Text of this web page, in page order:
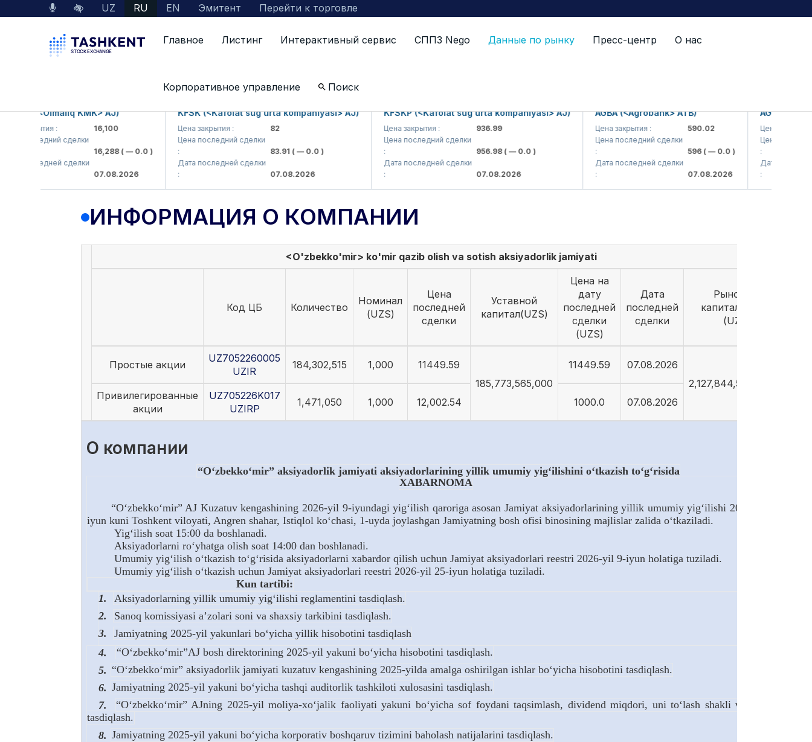
UZ RU EN Эмитент Перейти к торговле
Главное Листинг Интерактивный сервис СППЗ Nego Данные по рынку Пресс-центр О нас
Корпоративное управление Поиск
Информация о компании
(<Olmaliq KMK> AJ)
16,100
последний сделки
16,288( — 0.0 )
последней сделки
07.08.2026
KFSK (<Kafolat sug'urta kompaniyasi> AJ)
Цена закрытия :
Цена последний сделки
83.91( — 0.0 )
Дата последней сделки
07.08.2026
KFSKP (<Kafolat sug'urta kompaniyasi> AJ)
Цена закрытия :
936.99
Цена последний сделки
956.98( — 0.0 )
Дата последней сделки
07.08.2026
AGBA (<Agrobank> ATB)
Цена закрытия :
590.02
Цена последний сделки
( — 0.0 )
Дата последней сделки
07.08.2026
AGBAP
Цена закрытия :
Цена последний
Дата последней
ИНФОРМАЦИЯ О КОМПАНИИ
<O'zbekko'mir> ko'mir qazib olish va sotish aksiyadorlik jamiyati
Код ЦБ Количество
Номинал
(UZS)
Цена
последней
сделки
Уставной
капитал(UZS)
Цена на
дату
последней
сделки
(UZS)
Дата
последней
сделки
Рыночная
капитализация
(UZS)
Простые акции
UZ7052260005
UZIR
184,302,515 1,000
11449.59
185,773,565,000
11449.59
07.08.2026
2,127,844,569,185.85
Привилегированные
акции
UZ705226K017
UZIRP
1,471,050 1,000 12,002.54 1000.0 07.08.2026
О компании
“O‘zbekko‘mir” aksiyadorlik jamiyati aksiyadorlarining yillik umumiy yig‘ilishini o‘tkazish to‘g‘risida
XABARNOMA
“O‘zbekko‘mir” AJ Kuzatuv kengashining 2026-yil 9-iyundagi yig‘ilish qaroriga asosan Jamiyat aksiyadorlarining yillik umumiy yig‘ilishi 2026-yil 30-
iyun kuni Toshkent viloyati, Angren shahar, Istiqlol ko‘chasi, 1-uyda joylashgan Jamiyatning bosh ofisi binosining majlislar zalida o‘tkaziladi.
Yig‘ilish soat 15:00 da boshlanadi.
Aksiyadorlarni ro‘yhatga olish soat 14:00 dan boshlanadi.
Umumiy yig‘ilish o‘tkazish to‘g‘risida aksiyadorlarni xabardor qilish uchun Jamiyat aksiyadorlari reestri 2026-yil 9-iyun holatiga tuziladi.
Umumiy yig‘ilish o‘tkazish uchun Jamiyat aksiyadorlari reestri 2026-yil 25-iyun holatiga tuziladi.
Kun tartibi:
1.
Aksiyadorlarning yillik umumiy yig‘ilishi reglamentini tasdiqlash.
2.
Sanoq komissiyasi a’zolari soni va shaxsiy tarkibini tasdiqlash.
3.
Jamiyatning 2025-yil yakunlari bo‘yicha yillik hisobotini tasdiqlash
4.
“O‘zbekko‘mir”AJ bosh direktorining 2025-yil yakuni bo‘yicha hisobotini tasdiqlash.
5. “O‘zbekko‘mir” aksiyadorlik jamiyati kuzatuv kengashining 2025-yilda amalga oshirilgan ishlar bo‘yicha hisobotini tasdiqlash.
6. Jamiyatning 2025-yil yakuni bo‘yicha tashqi auditorlik tashkiloti xulosasini tasdiqlash.
7.
“O‘zbekko‘mir” AJning 2025-yil moliya-xo‘jalik faoliyati yakuni bo‘yicha sof foydani taqsimlash, dividend miqdori, uni to‘lash shakli va tartibini
tasdiqlash.
8. Jamiyatning 2025-yil yakuni bo‘yicha korporativ boshqaruv tizimini baholash natijalarini tasdiqlash.